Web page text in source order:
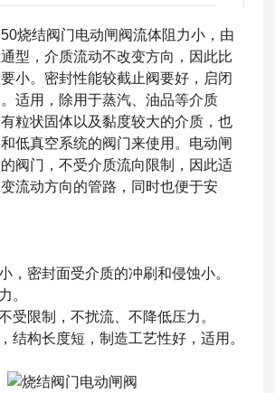
烧结阀门电动闸阀流体阻力小，由
型，介质流动不改变方向，因此比
小。密封性能较截止阀要好，启闭
适用，除用于蒸汽、油品等介质
粒状固体以及黏度较大的介质，也
低真空系统的阀门来使用。电动闸
阀门，不受介质流向限制，因此适
流动方向的管路，同时也便于安
密封面受介质的冲刷和侵蚀小。
。
限制，不扰流、不降低压力。
构长度短，制造工艺性好，适用。